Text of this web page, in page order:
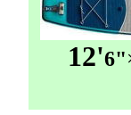
12'6"